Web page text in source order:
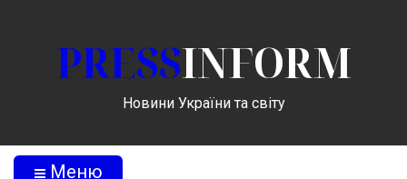
PRESSINFORM
Новини України та світу
Меню